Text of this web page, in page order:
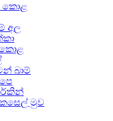
කොළ
අල
කොළ
බාම්
ගර්කින්
කෙසෙල් මුව